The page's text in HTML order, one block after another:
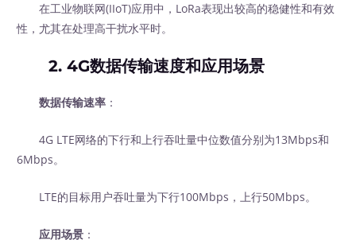
在工业物联网(IIoT)应用中，LoRa表现出较高的稳健性和有效
性，尤其在处理高干扰水平时。
2. 4G数据传输速度和应用场景
数据传输速率 ：
4G LTE网络的下行和上行吞吐量中位数值分别为13Mbps和
6Mbps。
LTE的目标用户吞吐量为下行100Mbps，上行50Mbps。
应用场景 ：